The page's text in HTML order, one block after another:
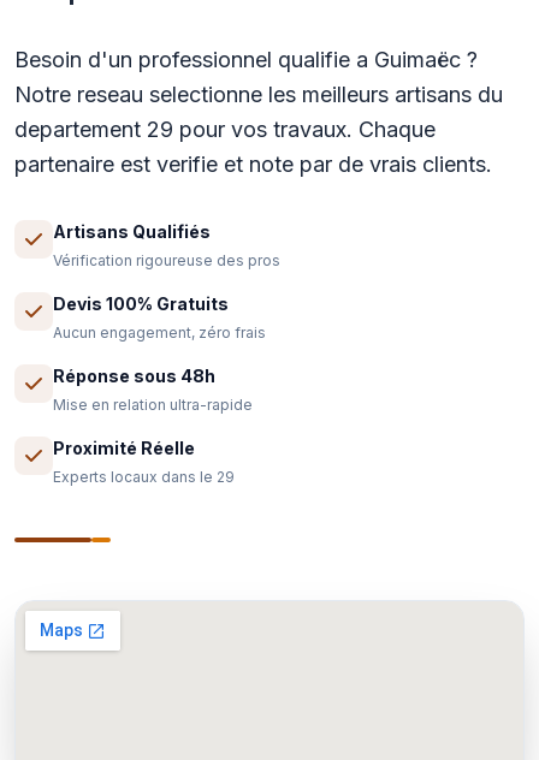
Besoin d'un professionnel qualifie a Guimaëc ?
Notre reseau selectionne les meilleurs artisans du
departement 29 pour vos travaux. Chaque
partenaire est verifie et note par de vrais clients.
Artisans Qualifiés
Vérification rigoureuse des pros
Devis 100% Gratuits
Aucun engagement, zéro frais
Réponse sous 48h
Mise en relation ultra-rapide
Proximité Réelle
Experts locaux dans le 29